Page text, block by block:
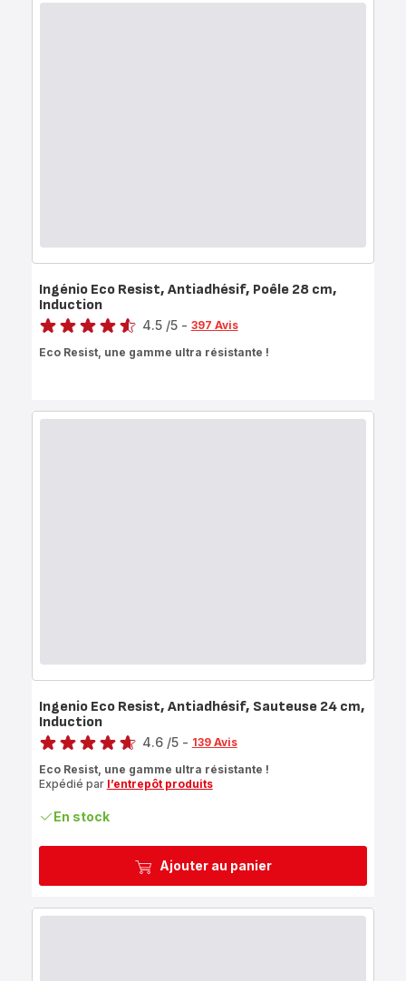
Ingénio Eco Resist, Antiadhésif, Poêle 28 cm,
Induction
Note
4.5 /5 - 397 Avis
Eco Resist, une gamme ultra résistante !
Ajouter au panier
Ingenio Eco Resist, Antiadhésif, Sauteuse 24 cm,
Induction
Note
4.6 /5 - 139 Avis
Eco Resist, une gamme ultra résistante !
Expédié par l’entrepôt produits
En stock